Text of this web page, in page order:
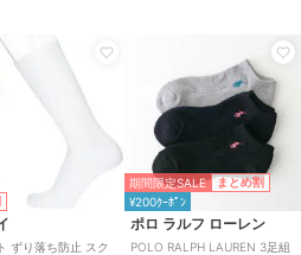
ずり落ち防止 スク
期間限定SALE まとめ割
¥200ｸｰﾎﾟﾝ
ポロ ラルフ ローレン
POLO RALPH LAUREN 3足組